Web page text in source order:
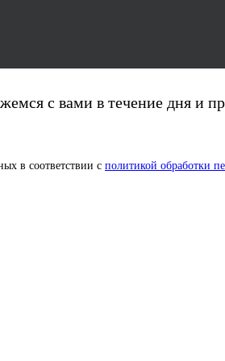
с вами в течение дня и
в соответствии с политикой обработки